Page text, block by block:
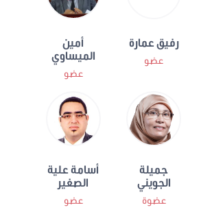
رفيق عمارة
عضو
أمين
الميساوي
عضو
جميلة
الجويني
عضوة
أسامة علية
الصغير
عضو